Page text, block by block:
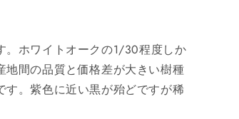
。ホワイトオークの1/30程度しか
間の品質と価格差が大きい樹種
。紫色に近い黒が殆どですが稀